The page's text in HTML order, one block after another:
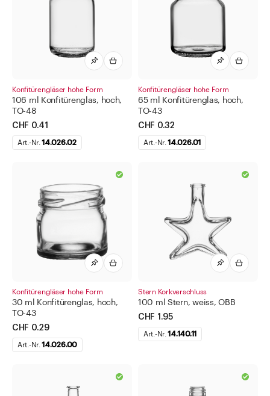
Konfitürengläser hohe Form
106 ml Konfitürenglas, hoch,
TO-48
CHF 0.41
Art.-Nr.14.026.02
Konfitürengläser hohe Form
65 ml Konfitürenglas, hoch,
TO-43
CHF 0.32
Art.-Nr.14.026.01
Konfitürengläser hohe Form
30 ml Konfitürenglas, hoch,
TO-43
CHF 0.29
Art.-Nr.14.026.00
Stern Korkverschluss
100 ml Stern, weiss, OBB
CHF 1.95
Art.-Nr.14.140.11